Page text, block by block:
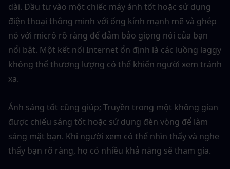
dài. Đầu tư vào một chiếc máy ảnh tốt hoặc sử dụng
điện thoại thông minh với ống kính mạnh mẽ và ghép
nó với micrô rõ ràng để đảm bảo giọng nói của bạn
nổi bật. Một kết nối Internet ổn định là các luồng laggy
không thể thương lượng có thể khiến người xem tránh
xa.
Ánh sáng tốt cũng giúp; Truyền trong một không gian
được chiếu sáng tốt hoặc sử dụng đèn vòng để làm
sáng mặt bạn. Khi người xem có thể nhìn thấy và nghe
thấy bạn rõ ràng, họ có nhiều khả năng sẽ tham gia.